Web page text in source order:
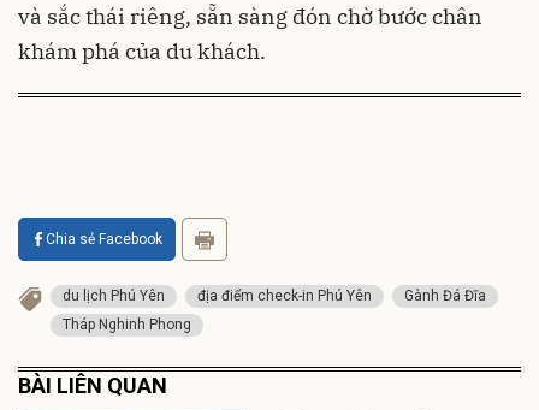
và sắc thái riêng, sẵn sàng đón chờ bước chân
khám phá của du khách.
Chia sẻ Facebook
du lịch Phú Yên địa điểm check-in Phú Yên
Gành Đá Đĩa
Tháp Nghinh Phong
BÀI LIÊN QUAN